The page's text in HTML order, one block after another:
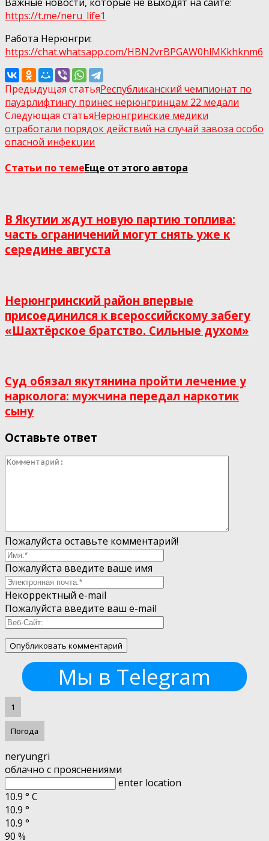
https://t.me/neru_life1
Работа Нерюнгри:
https://chat.whatsapp.com/HBN2vrBPGAW0hlMKkhknm6
Предыдущая статьяРеспубликанский чемпионат по
пауэрлифтингу принес нерюнгринцам 22 медали
Следующая статьяНерюнгринские медики
отработали порядок действий на случай завоза особо
опасной инфекции
Статьи по темеЕще от этого автора
В Якутии ждут новую партию топлива:
часть ограничений могут снять уже к
середине августа
Нерюнгринский район впервые
присоединился к всероссийскому забегу
«Шахтёрское братство. Сильные духом»
Суд обязал якутянина пройти лечение у
нарколога: мужчина передал наркотик
сыну
Оставьте ответ
Пожалуйста оставьте комментарий!
Пожалуйста введите ваше имя
Некорректный e-mail
Пожалуйста введите ваш e-mail
Мы в Telegram
1
Погода
neryungri
облачно с прояснениями
enter location
10.9 ° C
10.9 °
10.9 °
90 %